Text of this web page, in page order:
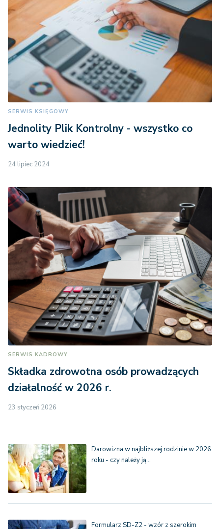
SERWIS KSIĘGOWY
Jednolity Plik Kontrolny - wszystko co
warto wiedzieć!
24 lipiec 2024
SERWIS KADROWY
Składka zdrowotna osób prowadzących
działalność w 2026 r.
23 styczeń 2026
Darowizna w najbliższej rodzinie w 2026
roku - czy należy ją…
Formularz SD-Z2 - wzór z szerokim